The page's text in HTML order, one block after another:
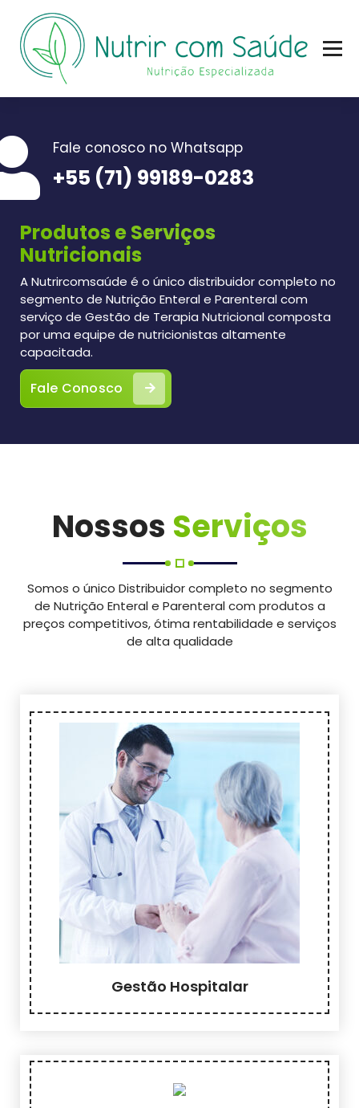
Fale conosco no Whatsapp
+55 (71) 99189-0283
Produtos e Serviços
Nutricionais
A Nutrircomsaúde é o único distribuidor completo no
segmento de Nutrição Enteral e Parenteral com
serviço de Gestão de Terapia Nutricional composta
por uma equipe de nutricionistas altamente
capacitada.
Fale Conosco
Nossos Serviços
Somos o único Distribuidor completo no segmento
de Nutrição Enteral e Parenteral com produtos a
preços competitivos, ótima rentabilidade e serviços
de alta qualidade
Gestão Hospitalar